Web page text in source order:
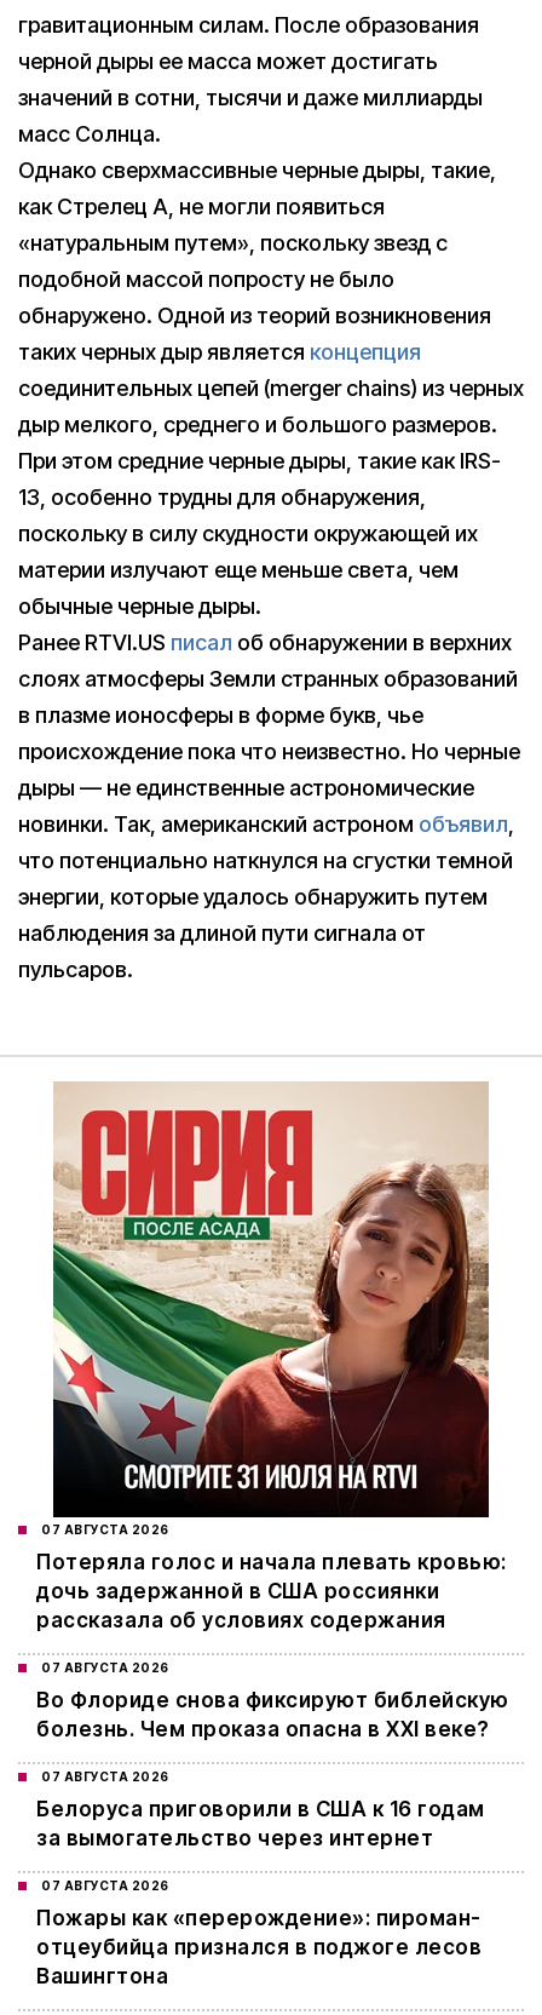
гравитационным силам. После образования
черной дыры ее масса может достигать
значений в сотни, тысячи и даже миллиарды
масс Солнца.
Однако сверхмассивные черные дыры, такие,
как Стрелец А, не могли появиться
«натуральным путем», поскольку звезд с
подобной массой попросту не было
обнаружено. Одной из теорий возникновения
таких черных дыр является концепция
соединительных цепей (merger chains) из черных
дыр мелкого, среднего и большого размеров.
При этом средние черные дыры, такие как IRS-
13, особенно трудны для обнаружения,
поскольку в силу скудности окружающей их
материи излучают еще меньше света, чем
обычные черные дыры.
Ранее RTVI.US писал об обнаружении в верхних
слоях атмосферы Земли странных образований
в плазме ионосферы в форме букв, чье
происхождение пока что неизвестно. Но черные
дыры — не единственные астрономические
новинки. Так, американский астроном объявил,
что потенциально наткнулся на сгустки темной
энергии, которые удалось обнаружить путем
наблюдения за длиной пути сигнала от
пульсаров.
07 АВГУСТА 2026
Потеряла голос и начала плевать кровью:
дочь задержанной в США россиянки
рассказала об условиях содержания
07 АВГУСТА 2026
Во Флориде снова фиксируют библейскую
болезнь. Чем проказа опасна в XXI веке?
07 АВГУСТА 2026
Белоруса приговорили в США к 16 годам
за вымогательство через интернет
07 АВГУСТА 2026
Пожары как «перерождение»: пироман-
отцеубийца признался в поджоге лесов
Вашингтона